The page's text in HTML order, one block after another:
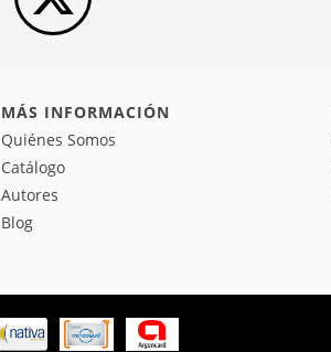
MÁS INFORMACIÓN
Quiénes Somos
Catálogo
Autores
Blog